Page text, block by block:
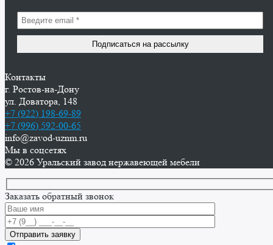
Контакты
г. Ростов-на-Дону
ул. Доватора, 148
+7 (922) 198-69-89
+7 (996) 592-00-65
info@zavod-uznm.ru
Мы в соцсетях
© 2026 Уральский завод нержавеющей мебели
Заказать обратный звонок